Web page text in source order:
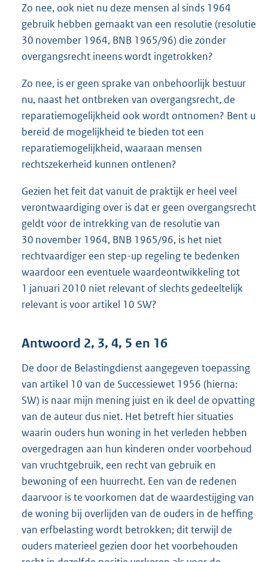
Zo nee, ook niet nu deze mensen al sinds 1964
gebruik hebben gemaakt van een resolutie (resolutie
30 november 1964, BNB 1965/96) die zonder
overgangsrecht ineens wordt ingetrokken?
Zo nee, is er geen sprake van onbehoorlijk bestuur
nu, naast het ontbreken van overgangsrecht, de
reparatiemogelijkheid ook wordt ontnomen? Bent u
bereid de mogelijkheid te bieden tot een
reparatiemogelijkheid, waaraan mensen
rechtszekerheid kunnen ontlenen?
Gezien het feit dat vanuit de praktijk er heel veel
verontwaardiging over is dat er geen overgangsrecht
geldt voor de intrekking van de resolutie van
30 november 1964, BNB 1965/96, is het niet
rechtvaardiger een step-up regeling te bedenken
waardoor een eventuele waardeontwikkeling tot
1 januari 2010 niet relevant of slechts gedeeltelijk
relevant is voor artikel 10 SW?
Antwoord 2, 3, 4, 5 en 16
De door de Belastingdienst aangegeven toepassing
van artikel 10 van de Successiewet 1956 (hierna:
SW) is naar mijn mening juist en ik deel de opvatting
van de auteur dus niet. Het betreft hier situaties
waarin ouders hun woning in het verleden hebben
overgedragen aan hun kinderen onder voorbehoud
van vruchtgebruik, een recht van gebruik en
bewoning of een huurrecht. Een van de redenen
daarvoor is te voorkomen dat de waardestijging van
de woning bij overlijden van de ouders in de heffing
van erfbelasting wordt betrokken; dit terwijl de
ouders materieel gezien door het voorbehouden